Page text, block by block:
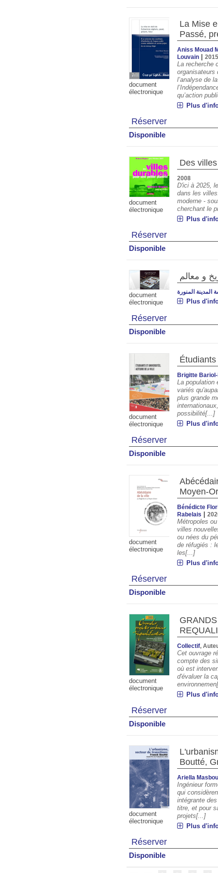
document
électronique
La Mise
Passé,
Aniss Mouad
Louvain |
La recherche
organisateurs
l’analyse de
qu’action
Plus
Réserver
Disponible
document
électronique
Des
2008
D'ici à 2025,
dans les
moderne -
cherchant le
Plus
Réserver
Disponible
document
électronique
و معالم
المنورة
Plus
Réserver
Disponible
document
électronique
Brigitte
La population
variés
plus grande
possibilité[...]
Plus
Réserver
Disponible
document
électronique
Moyen-
Bénédicte
Rabelais
|
Métropoles
villes
ou nées du
de réfugiés :
les[...]
Plus
Réserver
Disponible
document
électronique
Collectif,
Cet ouvrage
compte des
où est
d'évaluer la
Plus
Réserver
Disponible
document
électronique
Boutté,
Ariella
Ingénieur
qui
intégrante
titre, et pour
projets[...]
Plus
Réserver
Disponible